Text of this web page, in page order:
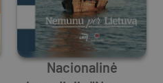
Nacionalinė